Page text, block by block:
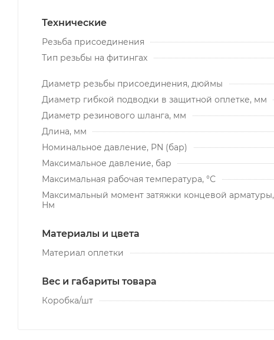
Технические
Резьба присоединения
Тип резьбы на фитингах
Диаметр резьбы присоединения, дюймы
Диаметр гибкой подводки в защитной оплетке, мм
Диаметр резинового шланга, мм
Длина, мм
Номинальное давление, PN (бар)
Максимальное давление, бар
Максимальная рабочая температура, °С
Максимальный момент затяжки концевой арматуры,
Нм
Материалы и цвета
Материал оплетки
Вес и габариты товара
Коробка/шт